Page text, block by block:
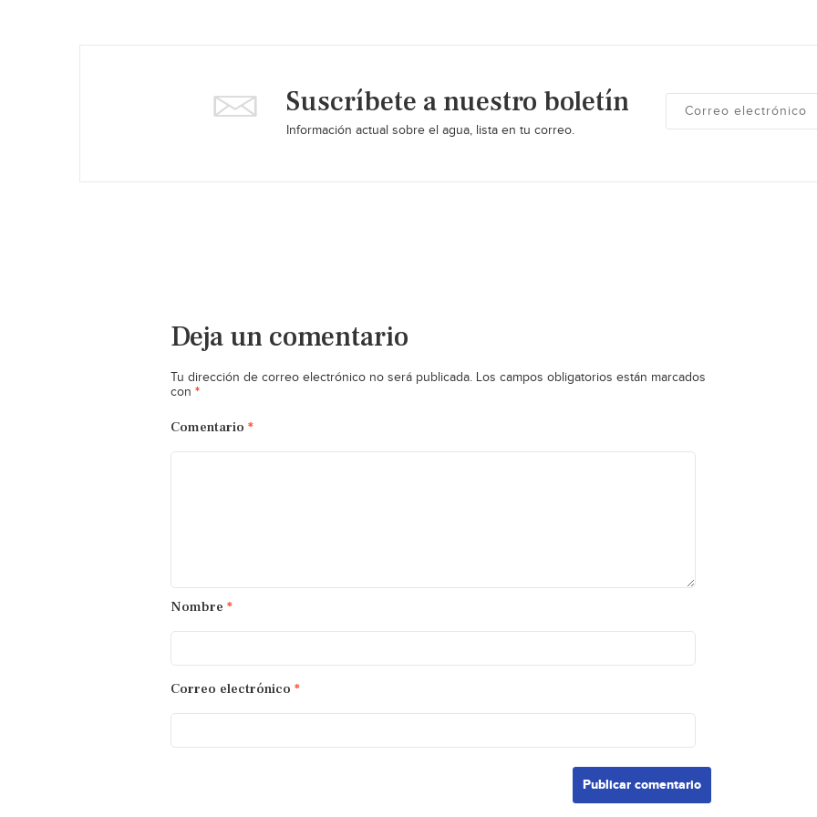
Suscríbete a nuestro boletín
Información actual sobre el agua, lista en tu correo.
Deja un comentario
Tu dirección de correo electrónico no será publicada. Los campos obligatorios están marcados
con *
Comentario *
Nombre *
Correo electrónico *